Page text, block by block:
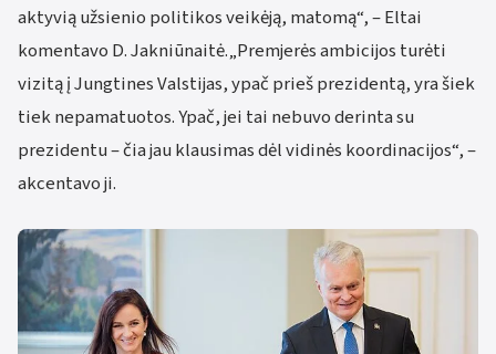
aktyvią užsienio politikos veikėją, matomą“, – Eltai
komentavo D. Jakniūnaitė.„Premjerės ambicijos turėti
vizitą į Jungtines Valstijas, ypač prieš prezidentą, yra šiek
tiek nepamatuotos. Ypač, jei tai nebuvo derinta su
prezidentu – čia jau klausimas dėl vidinės koordinacijos“, –
akcentavo ji.